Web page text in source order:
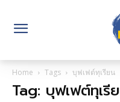
Home Tags บุฟเฟต์ทุเรียน
Tag: บุฟเฟต์ทุเรี